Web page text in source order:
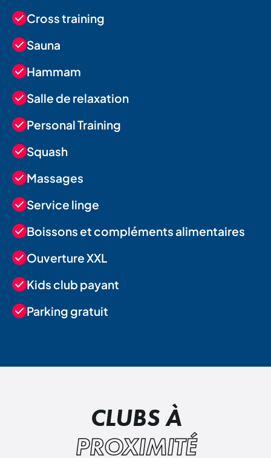
Cross training
Sauna
Hammam
Salle de relaxation
Personal Training
Squash
Massages
Service linge
Boissons et compléments alimentaires
Ouverture XXL
Kids club payant
Parking gratuit
CLUBS À
PROXIMITÉ